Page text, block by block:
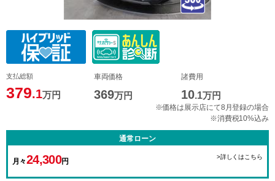
支払総額
379.1万円
車両価格
369万円
諸費用
10.1万円
※価格は展示店にて8月登録の場合
※消費税10%込み
通常ローン
月々24,300円
>詳しくはこちら